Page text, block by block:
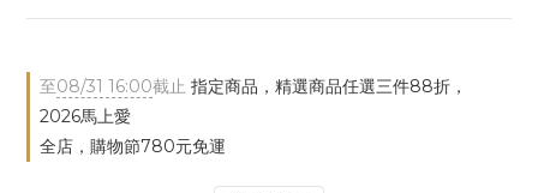
至08/31 16:00截止 指定商品，精選商品任選三件88折，
2026馬上愛
全店，購物節780元免運